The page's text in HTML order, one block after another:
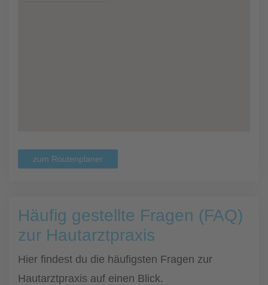
zum Routenplaner
Häufig gestellte Fragen (FAQ)
zur Hautarztpraxis
Hier findest du die häufigsten Fragen zur
Hautarztpraxis auf einen Blick.